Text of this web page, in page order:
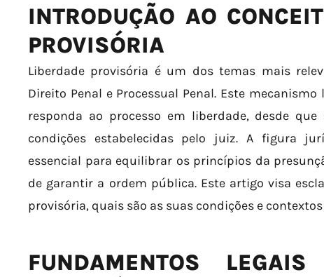
INTRODUÇÃO AO
PROVISÓRIA
Liberdade provisória é um dos temas mais
Direito Penal e Processual Penal. Este
responda ao processo em liberdade, desde
condições estabelecidas pelo juiz. A figura
essencial para equilibrar os princípios da
de garantir a ordem pública. Este artigo visa
provisória, quais são as suas condições e
FUNDAMENTOS